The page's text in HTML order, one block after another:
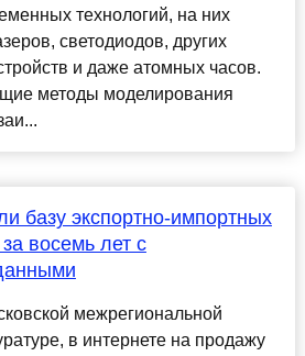
технологий, на них
светодиодов, других
и даже атомных часов.
методы моделирования
базу экспортно-импортных
восемь лет с
межрегиональной
в интернете на продажу